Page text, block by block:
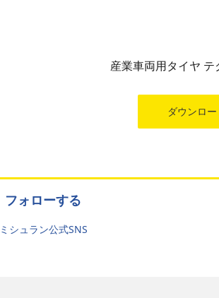
産業車両用タイヤ
ダウンロ
フォローする
ミシュラン公式SNS